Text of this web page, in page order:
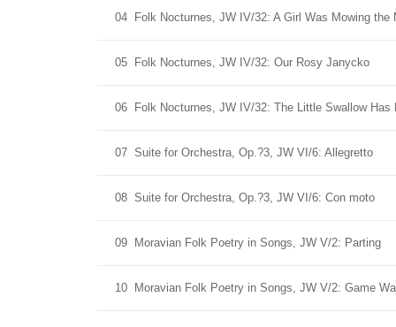
04 Folk Nocturnes, JW IV/32: A Girl Was Mowing the
05 Folk Nocturnes, JW IV/32: Our Rosy Janycko
06 Folk Nocturnes, JW IV/32: The Little Swallow Has
07 Suite for Orchestra, Op.?3, JW VI/6: Allegretto
08 Suite for Orchestra, Op.?3, JW VI/6: Con moto
09 Moravian Folk Poetry in Songs, JW V/2: Parting
10 Moravian Folk Poetry in Songs, JW V/2: Game